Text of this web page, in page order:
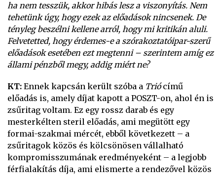
ha nem tesszük, akkor hibás lesz a viszonyítás. Nem
tehetünk úgy, hogy ezek az előadások nincsenek. De
tényleg beszélni kellene arról, hogy mi kritikán aluli.
Felvetetted, hogy érdemes-e a szórakoztatóipar-szerű
előadások esetében ezt megtenni – szerintem amíg ez
állami pénzből megy, addig miért ne?
KT: Ennek kapcsán került szóba a Triócímű
előadás is, amely díjat kapott a POSZT-on, ahol én is
zsűritag voltam. Ez egy rossz darab és egy
mesterkélten steril előadás, ami megütött egy
formai-szakmai mércét, ebből következett – a
zsűritagok közös és kölcsönösen vállalható
kompromisszumának eredményeként – a legjobb
férfialakítás díja, ami elismerte a rendezővel közös